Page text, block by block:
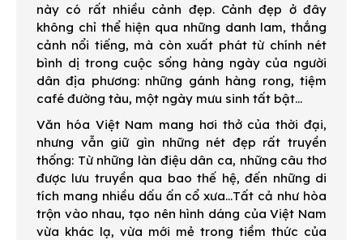
này có rất nhiều cảnh đẹp. Cảnh đẹp ở đây
không chỉ thể hiện qua những danh lam, thắng
cảnh nổi tiếng, mà còn xuất phát từ chính nét
bình dị trong cuộc sống hàng ngày của người
dân địa phương: những gánh hàng rong, tiệm
café đường tàu, một ngày mưu sinh tất bật…
Văn hóa Việt Nam mang hơi thở của thời đại,
nhưng vẫn giữ gìn những nét đẹp rất truyền
thống: Từ những làn điệu dân ca, những câu thơ
được lưu truyền qua bao thế hệ, đến những di
tích mang nhiều dấu ấn cổ xưa…Tất cả như hòa
trộn vào nhau, tạo nên hình dáng của Việt Nam
vừa khác lạ, vừa mới mẻ trong tiềm thức của